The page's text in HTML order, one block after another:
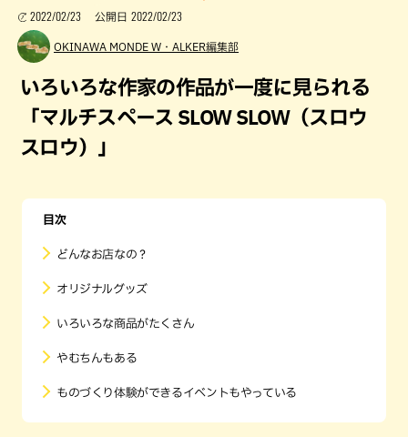
2022/02/23 公開日 2022/02/23
OKINAWA MONDE W・ALKER編集部
いろいろな作家の作品が一度に見られる
「マルチスペース SLOW SLOW（スロウ
スロウ）」
目次
どんなお店なの？
オリジナルグッズ
いろいろな商品がたくさん
やむちんもある
ものづくり体験ができるイベントもやっている